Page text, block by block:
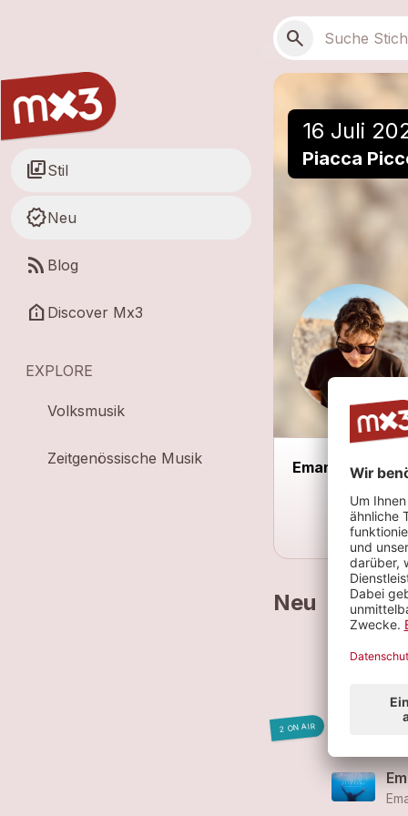
Suchen
search
library_musicStil
new_releasesNeu
rss_feed Blog
help_clinic Discover Mx3
EXPLORE
Volksmusik
Zeitgenössische Musik
16 Juli
Piacca
Emanuel Reiter
Neu
2 ON AIR